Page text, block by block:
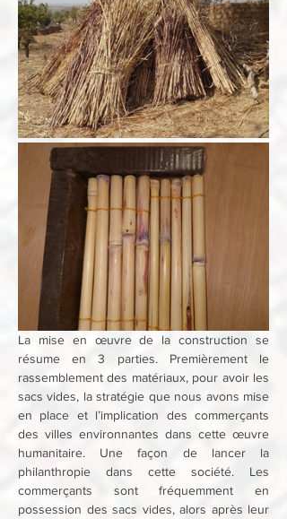
La mise en œuvre de la construction se
résume en 3 parties. Premièrement le
rassemblement des matériaux, pour avoir les
sacs vides, la stratégie que nous avons mise
en place et l’implication des commerçants
des villes environnantes dans cette œuvre
humanitaire. Une façon de lancer la
philanthropie dans cette société. Les
commerçants sont fréquemment en
possession des sacs vides, alors après leur